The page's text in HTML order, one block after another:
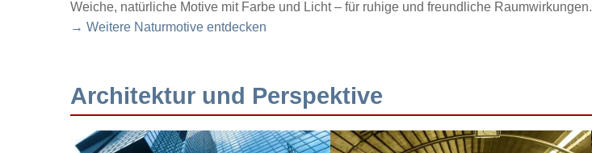
Weiche, natürliche Motive mit Farbe und Licht – für ruhige und freundliche Raumwirkungen.
→ Weitere Naturmotive entdecken
Architektur und Perspektive